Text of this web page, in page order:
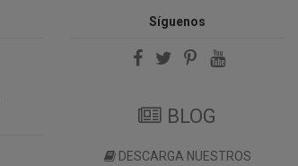
Síguenos
BLOG
DESCARGA NUESTROS